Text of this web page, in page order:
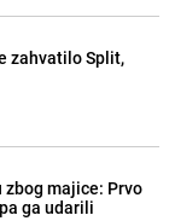
zahvatilo Split,
majice: Prvo
ga udarili